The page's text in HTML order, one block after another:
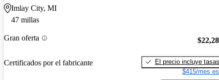
Imlay City, MI
47 millas
Gran oferta
Certificados por el fabricante
El precio incluye tasas
$415/mes